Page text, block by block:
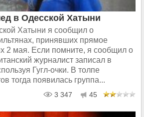
в Одесской Хатыни
Хатыни я сообщил о
принявших прямое
2 мая. Если помните, я сообщил о
журналист записал в
Гугл-очки. В толпе
тогда появилась группа...
3 347 45